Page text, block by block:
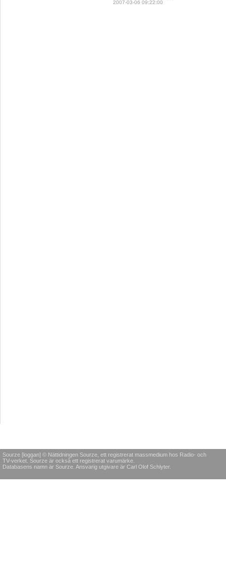
2007-03-06 09:22:00
Sourze [loggan] © Nättidningen Sourze, ett registrerat massmedium hos Radio- och
TV-verket. Sourze är också ett registrerat varumärke.
Databasens namn är Sourze. Ansvarig utgivare är Carl Olof Schlyter.